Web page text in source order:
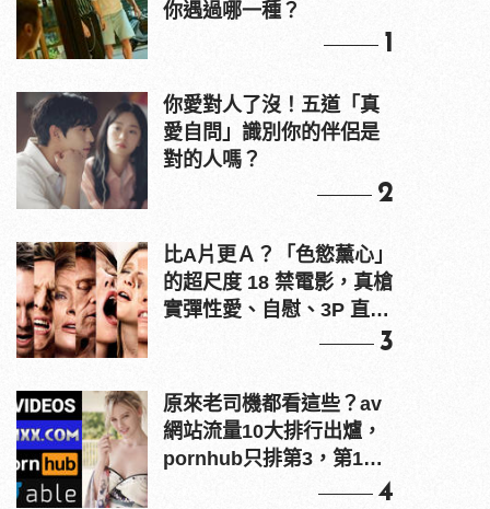
你遇過哪一種？
1
你愛對人了沒！五道「真
愛自問」識別你的伴侶是
對的人嗎？
2
比A片更Ａ？「色慾薰心」
的超尺度 18 禁電影，真槍
實彈性愛、自慰、3P 直接
3
原來老司機都看這些？av
網站流量10大排行出爐，
pornhub只排第3，第1名
4